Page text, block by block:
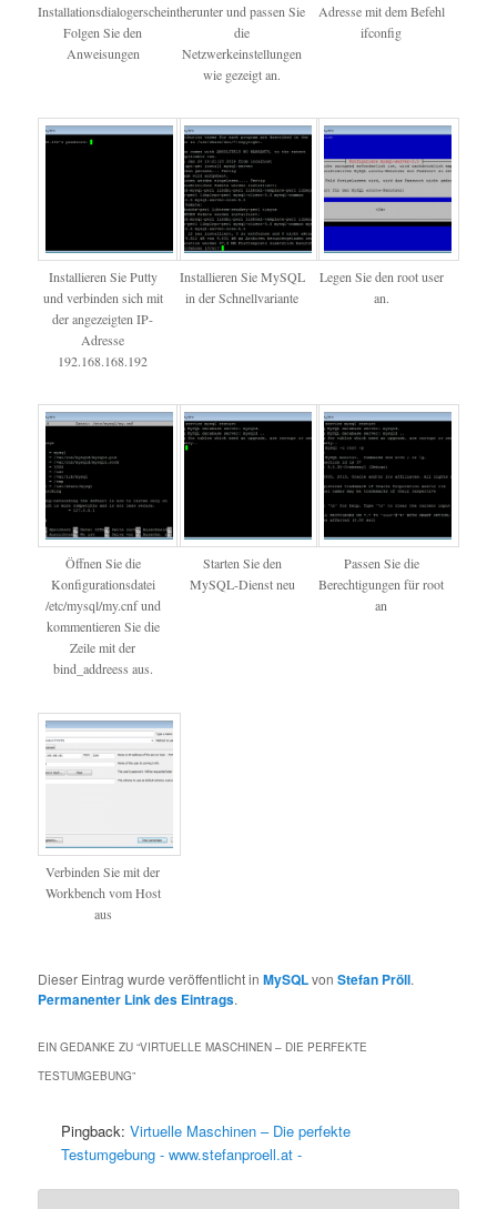
Installationsdialogerscheint.
Folgen Sie den
Anweisungen
herunter und passen Sie
die
Netzwerkeinstellungen
wie gezeigt an.
Adresse mit dem Befehl
ifconfig
Installieren Sie Putty
und verbinden sich mit
der angezeigten IP-
Adresse
192.168.168.192
Installieren Sie MySQL
in der Schnellvariante
Legen Sie den root user
an.
Öffnen Sie die
Konfigurationsdatei
/etc/mysql/my.cnf und
kommentieren Sie die
Zeile mit der
bind_addreess aus.
Starten Sie den
MySQL-Dienst neu
Passen Sie die
Berechtigungen für root
an
Verbinden Sie mit der
Workbench vom Host
aus
Dieser Eintrag wurde veröffentlicht inMySQLvonStefan Pröll.
Permanenter Link des Eintrags.
EIN GEDANKE ZU “VIRTUELLE MASCHINEN – DIE PERFEKTE
TESTUMGEBUNG”
Pingback:Virtuelle Maschinen – Die perfekte
Testumgebung - www.stefanproell.at -